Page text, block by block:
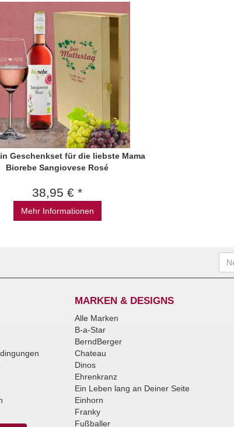
Geschenkset für die liebste Mama
Biorebe Sangiovese Rosé
38,95 € *
Mehr Informationen
MARKEN & DESIGNS
Alle Marken
B-a-Star
BerndBerger
Chateau
Dinos
Ehrenkranz
Ein Leben lang an Deiner Seite
Einhorn
Franky
Fußballer